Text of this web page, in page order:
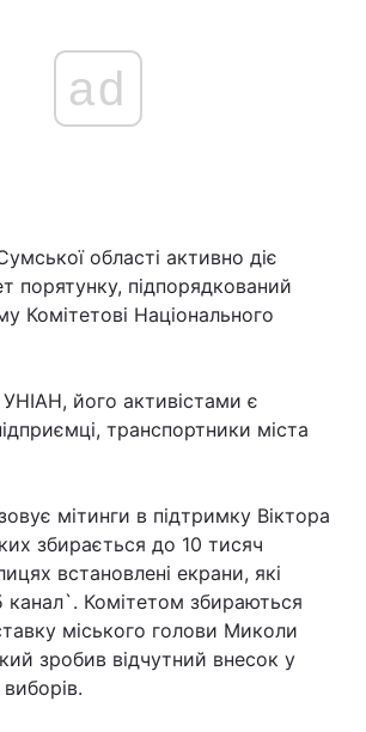
Війна
ad
області активно діє
порятунку, підпорядкований
Комітетові Національного
його активістами є
транспортники міста
мітинги в підтримку Віктора
збирається до 10 тисяч
встановлені екрани, які
Комітетом збираються
міського голови Миколи
зробив відчутний внесок у